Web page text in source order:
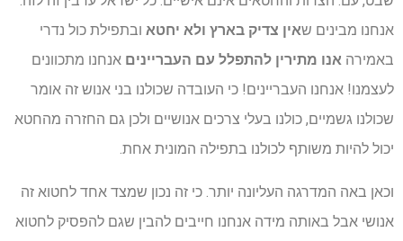
אנחנו מבינים שאין צדיק בארץ ולא יחטא ובתפילת כול נדרי
באמירה אנו מתירין להתפלל עם העבריינים אנחנו מתכוונים
לעצמנו! אנחנו העבריינים! כי העובדה שכולנו בני אנוש זה אומר
שכולנו גשמיים, כולנו בעלי צרכים אנושיים ולכן גם החזרה מהחטא
יכול להיות משותף לכולנו בתפילה המונית אחת.
וכאן באה המדרגה העליונה יותר. כי זה נכון שמצד אחד לחטוא זה
אנושי אבל באותה מידה אנחנו חייבים להבין שגם להפסיק לחטוא